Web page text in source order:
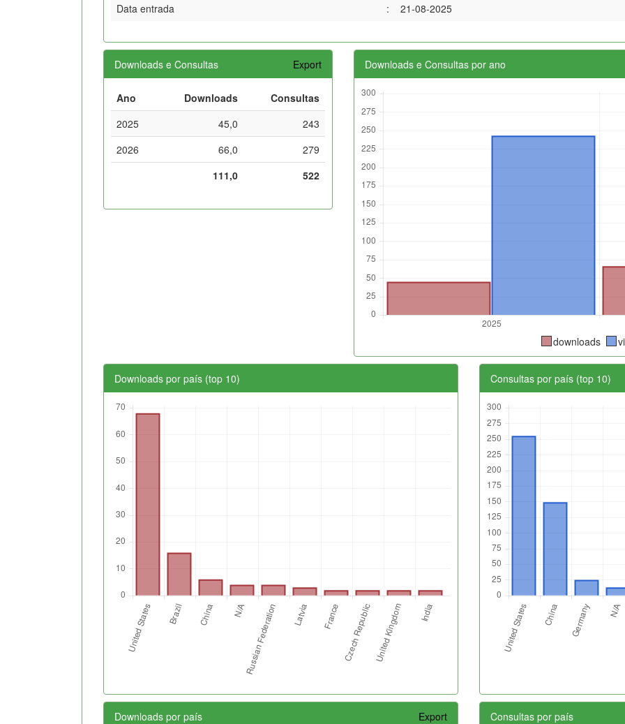
Data entrada
: 21-08-2025
Downloads e Consultas Export
Ano Downloads
Consultas
2025
45,0
243
2026
66,0
279
111,0
522
Downloads e Consultas por ano
downloads
Downloads por país (top 10) Consultas por país (top 10)
Downloads por país Export Consultas por país